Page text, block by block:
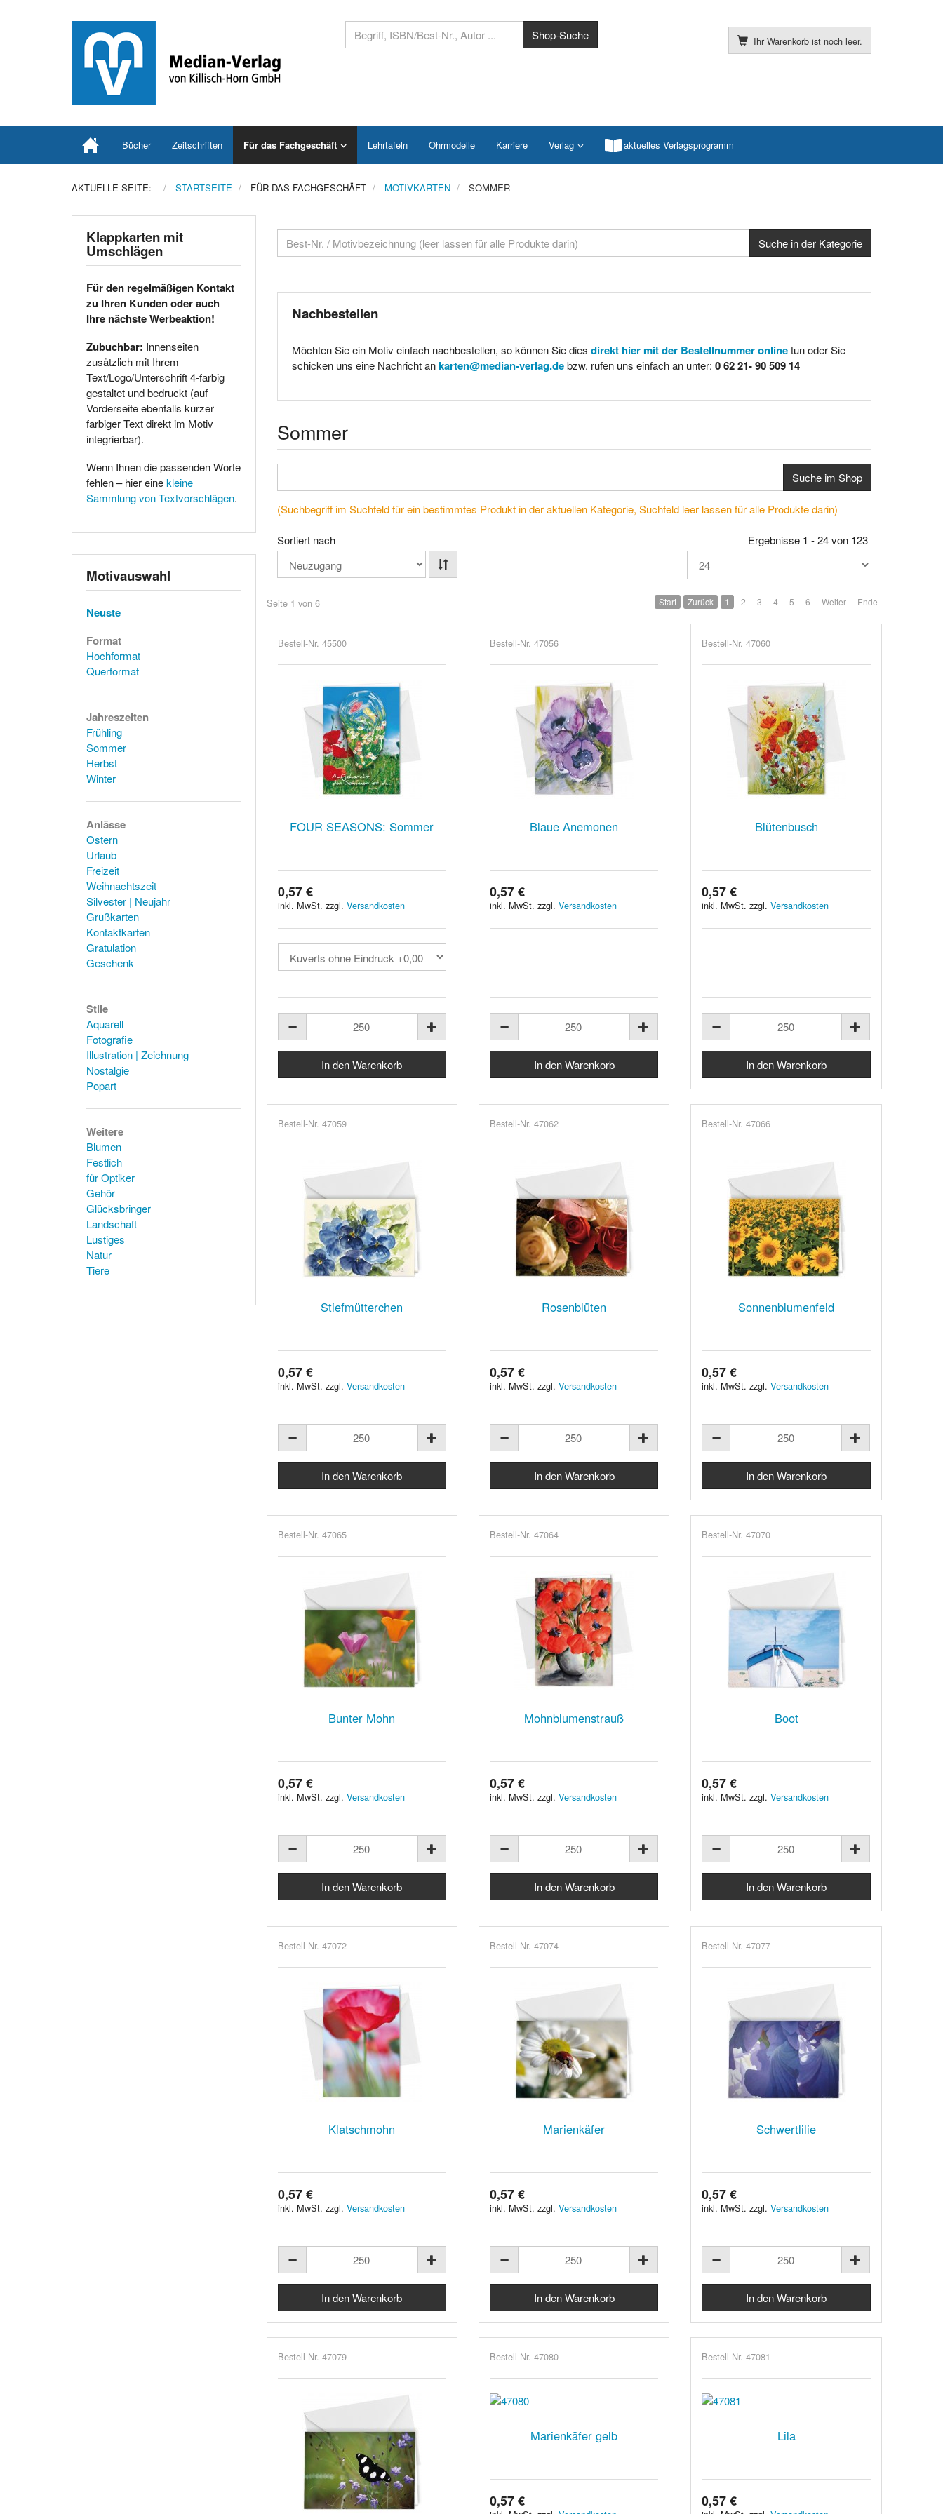
Ihr Warenkorb ist noch leer.
Bücher Zeitschriften Für das Fachgeschäft Lehrtafeln Ohrmodelle Karriere Verlag aktuelles Verlagsprogramm
AKTUELLE SEITE: STARTSEITE FÜR DAS FACHGESCHÄFT MOTIVKARTEN SOMMER
Nachbestellen
Möchten Sie ein Motiv einfach nachbestellen, so können Sie dies direkt hier mit der Bestellnummer onlinetun oder Sie
schicken uns eine Nachricht ankarten@median-verlag.de bzw. rufen uns einfach an unter: 0 62 21- 90 509 14
Sommer
Suche im Shop
(Suchbegriff im Suchfeld für ein bestimmtes Produkt in der aktuellen Kategorie, Suchfeld leer lassen für alle Produkte darin)
Sortiert nach Ergebnisse 1 - 24 von 123
Seite 1 von 6 Start Zurück 1 2 3 4 5 6 Weiter Ende
Bestell-Nr. 45500
FOUR SEASONS: Sommer
0,57 €
inkl. MwSt. zzgl. Versandkosten
Bestell-Nr. 47056
Blaue Anemonen
0,57 €
inkl. MwSt. zzgl. Versandkosten
Bestell-Nr. 47060
Blütenbusch
0,57 €
inkl. MwSt. zzgl.Versandkosten
Bestell-Nr. 47059
Stiefmütterchen
0,57 €
inkl. MwSt. zzgl. Versandkosten
Bestell-Nr. 47062
Rosenblüten
0,57 €
inkl. MwSt. zzgl. Versandkosten
Bestell-Nr. 47066
Sonnenblumenfeld
0,57 €
inkl. MwSt. zzgl.Versandkosten
Bestell-Nr. 47065
Bunter Mohn
0,57 €
inkl. MwSt. zzgl. Versandkosten
Bestell-Nr. 47064
Mohnblumenstrauß
0,57 €
inkl. MwSt. zzgl. Versandkosten
Bestell-Nr. 47070
Boot
0,57 €
inkl. MwSt. zzgl.Versandkosten
Bestell-Nr. 47072
Klatschmohn
0,57 €
inkl. MwSt. zzgl. Versandkosten
Bestell-Nr. 47074
Marienkäfer
0,57 €
inkl. MwSt. zzgl. Versandkosten
Bestell-Nr. 47077
Schwertlilie
0,57 €
inkl. MwSt. zzgl.Versandkosten
Bestell-Nr. 47079 Bestell-Nr. 47080
Marienkäfer gelb
0,57 €
Bestell-Nr. 47081
Lila
0,57 €
Klappkarten mit
Umschlägen
Für den regelmäßigen Kontakt
zu Ihren Kunden oder auch
Ihre nächste Werbeaktion!
Zubuchbar: Innenseiten
zusätzlich mit Ihrem
Text/Logo/Unterschrift 4-farbig
gestaltet und bedruckt (auf
Vorderseite ebenfalls kurzer
farbiger Text direkt im Motiv
integrierbar).
Wenn Ihnen die passenden Worte
fehlen – hier einekleine
Sammlung von Textvorschlägen.
Motivauswahl
Neuste
Format
Hochformat
Querformat
Jahreszeiten
Frühling
Sommer
Herbst
Winter
Anlässe
Ostern
Urlaub
Freizeit
Weihnachtszeit
Silvester | Neujahr
Grußkarten
Kontaktkarten
Gratulation
Geschenk
Stile
Aquarell
Fotografie
Illustration | Zeichnung
Nostalgie
Popart
Weitere
Blumen
Festlich
für Optiker
Gehör
Glücksbringer
Landschaft
Lustiges
Natur
Tiere